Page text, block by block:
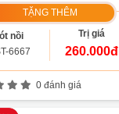
TẶNG THÊM
nồi
6667
Trị giá
260.000đ
0 đánh giá